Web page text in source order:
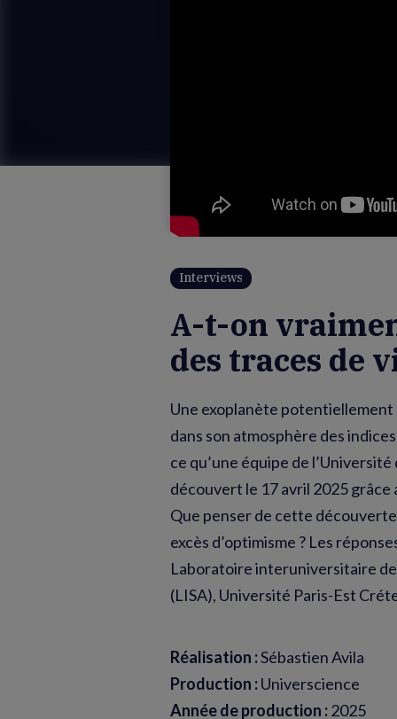
Interviews
A-t-on
des traces de
Une exoplanète potentiellement
dans son atmosphère des
ce qu’une équipe de
découvert le 17 avril 2025 grâce
Que penser de cette
excès d’optimisme ? Les
Laboratoire interuniversitaire
(LISA), Université Paris-Est
Réalisation :Sébastien Avila
Production :Universcience
Année de production :2025